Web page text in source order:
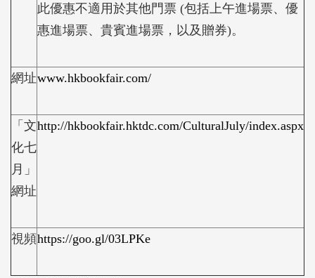
此優惠不適用於其他門票 (包括上午進場票、優
惠進場票、貴賓進場票，以及贈券)。
網址www.hkbookfair.com/
「文
化七
月」
網址
http://hkbookfair.hktdc.com/CulturalJuly/index.aspx
視頻https://goo.gl/03LPKe